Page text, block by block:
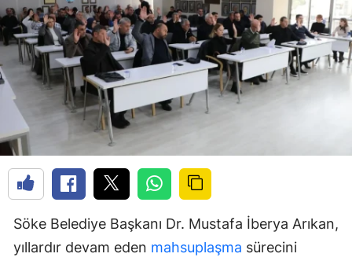
Söke Belediye Başkanı Dr. Mustafa İberya Arıkan,
yıllardır devam eden mahsuplaşma sürecini